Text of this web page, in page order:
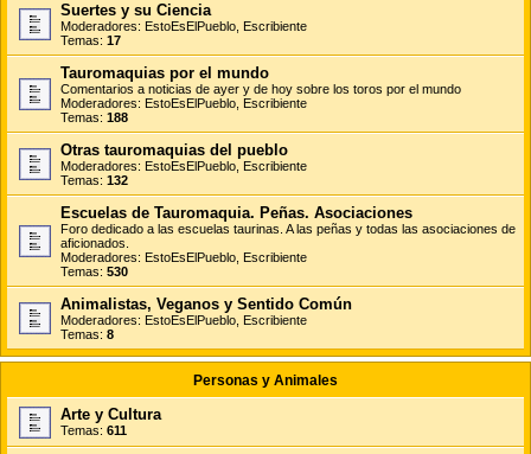
Suertes y su Ciencia
Moderadores: EstoEsElPueblo Escribiente
Temas: 17
Tauromaquias por el mundo
Comentarios a noticias de ayer y de hoy sobre los toros por el mundo
Moderadores: EstoEsElPueblo Escribiente
Temas: 188
Otras tauromaquias del pueblo
Moderadores: EstoEsElPueblo Escribiente
Temas: 132
Escuelas de Tauromaquia. Peñas. Asociaciones
Foro dedicado a las escuelas taurinas. A las peñas y todas las asociaciones de
aficionados.
Moderadores: EstoEsElPueblo Escribiente
Temas: 530
Animalistas, Veganos y Sentido Común
Moderadores: EstoEsElPueblo Escribiente
Temas: 8
Personas y Animales
Arte y Cultura
Temas: 611